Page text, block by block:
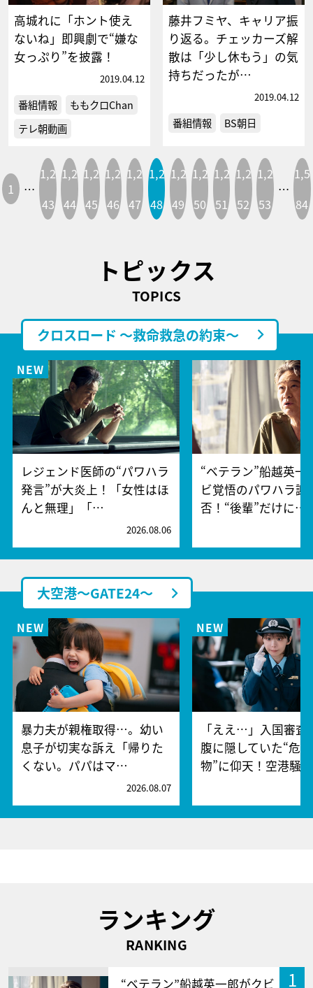
高城れに「ホント使え
ないね」即興劇で“嫌な
女っぷり”を披露！
2019.04.12
番組情報
ももクロChan
テレ朝動画
藤井フミヤ、キャリア振
り返る。チェッカーズ解
散は「少し休もう」の気
持ちだったが…
2019.04.12
番組情報 BS朝日
1 …
1,2
43
1,2
44
1,2
45
1,2
46
1,2
47
1,2
48
1,2
49
1,2
50
1,2
51
1,2
52
1,2
53
…
1,5
84
トピックス
TOPICS
クロスロード ～救命救急の約束～
レジェンド医師の“パワハラ
発言”が大炎上！「女性はほ
んと無理」「…
2026.08.06
“ベテラン”船越英一
ビ覚悟のパワハラ謝
否！“後輩”だけに…
大空港～GATE24～
暴力夫が親権取得…。幼い
息子が切実な訴え「帰りた
くない。パパはマ…
2026.08.07
「ええ…」入国審査
腹に隠していた“危
物”に仰天！空港騒
ランキング
RANKING
1
“ベテラン”船越英一郎がクビ